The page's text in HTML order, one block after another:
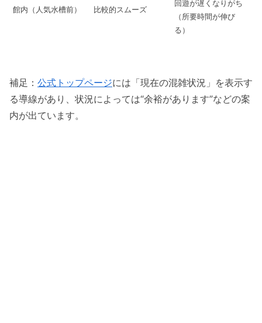
館内（人気水槽前） 比較的スムーズ
回遊が遅くなりがち
（所要時間が伸び
る）
補足： 公式トップページには「現在の混雑状況」を表示す
る導線があり、状況によっては“余裕があります”などの案
内が出ています。